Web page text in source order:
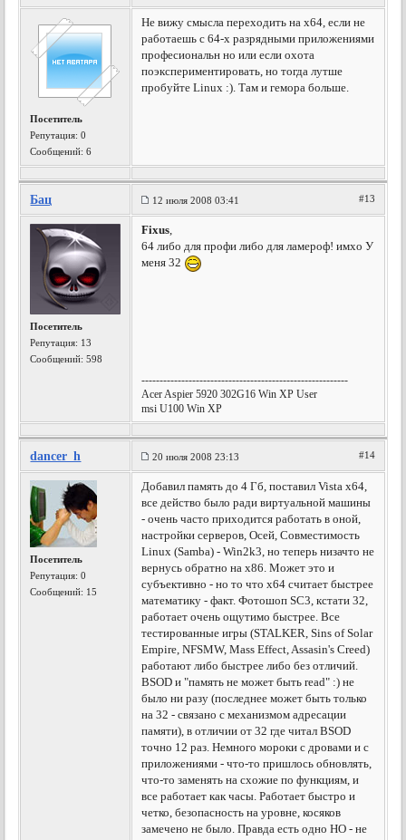
Посетитель
Репутация:0
Сообщений: 6
Не вижу смысла переходить на х64, если не
работаешь с 64-х разрядными приложениями
професиональн но или если охота
поэкспериментировать, но тогда лутше
пробуйте Linux :). Там и гемора больше.
Бац 12 июля 2008 03:41 #13
Посетитель
Репутация: 13
Сообщений: 598
Fixus,
64 либо для профи либо для ламероф! имхо У
меня 32
---------------------------------------------------------
Acer Aspier 5920 302G16 Win XP User
msi U100 Win XP
dancer_h 20 июля 2008 23:13 #14
Посетитель
Репутация:0
Сообщений: 15
Добавил память до 4 Гб, поставил Vista x64,
все действо было ради виртуальной машины
- очень часто приходится работать в оной,
настройки серверов, Осей, Совместимость
Linux (Samba) - Win2k3, но теперь низачто не
вернусь обратно на x86. Может это и
субъективно - но то что х64 считает быстрее
математику - факт. Фотошоп SC3, кстати 32,
работает очень ощутимо быстрее. Все
тестированные игры (STALKER, Sins of Solar
Empire, NFSMW, Mass Effect, Assasin's Creed)
работают либо быстрее либо без отличий.
BSOD и "память не может быть read" :) не
было ни разу (последнее может быть только
на 32 - связано с механизмом адресации
памяти), в отличии от 32 где читал BSOD
точно 12 раз. Немного мороки с дровами и с
приложениями - что-то пришлось обновлять,
что-то заменять на схожие по функциям, и
все работает как часы. Работает быстро и
четко, безопасность на уровне, косяков
замечено не было. Правда есть одно НО - не